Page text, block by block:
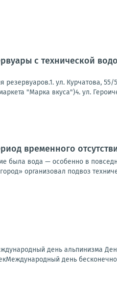
с технической
резервуаров.1. ул. Курчатова,
"Марка вкуса")4. ул.
временного
была вода — особенно в
организовал подвоз
день альпинизма
день